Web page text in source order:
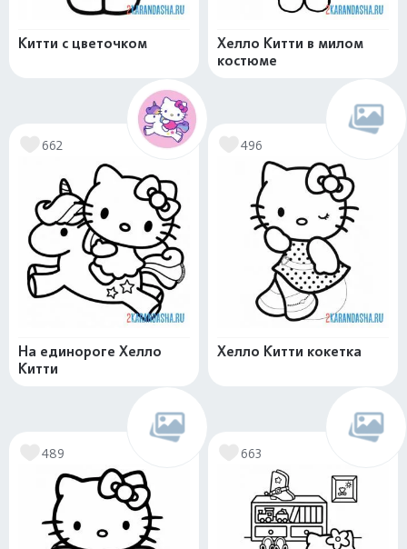
Китти с цветочком
Хелло Китти в милом
костюме
662
На единороге Хелло
Китти
496
Хелло Китти кокетка
489 663